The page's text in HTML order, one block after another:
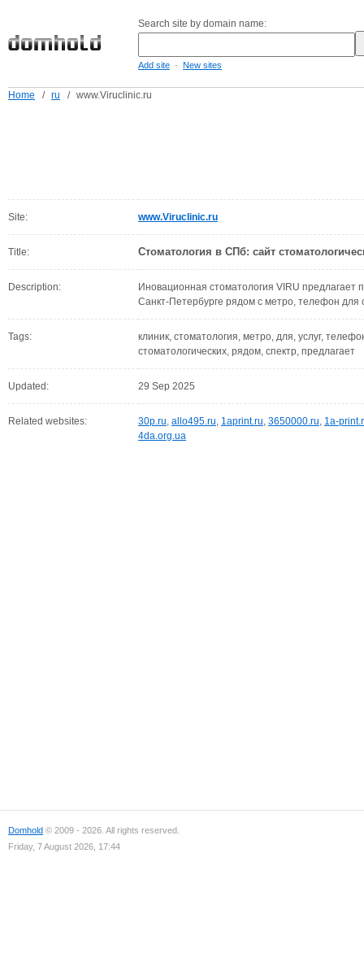
Search site by domain name:
Add site - New sites
Home / ru / www.Viruclinic.ru
Site: www.Viruclinic.ru
Title: Стоматология в СПб: сайт
Description:
Иновационная стоматология VIRU предлагает
Санкт-Петербурге рядом с метро, телефон для
Tags:
клиник, стоматология, метро, для, услуг,
стоматологических, рядом, спектр, предлагает
Updated: 29 Sep 2025
Related websites: 30p.ru, allo495.ru, 1aprint.ru, 3650000.ru, 1a-
4da.org.ua
Domhold © 2009 - 2026. All rights reserved.
Friday, 7 August 2026, 17:44